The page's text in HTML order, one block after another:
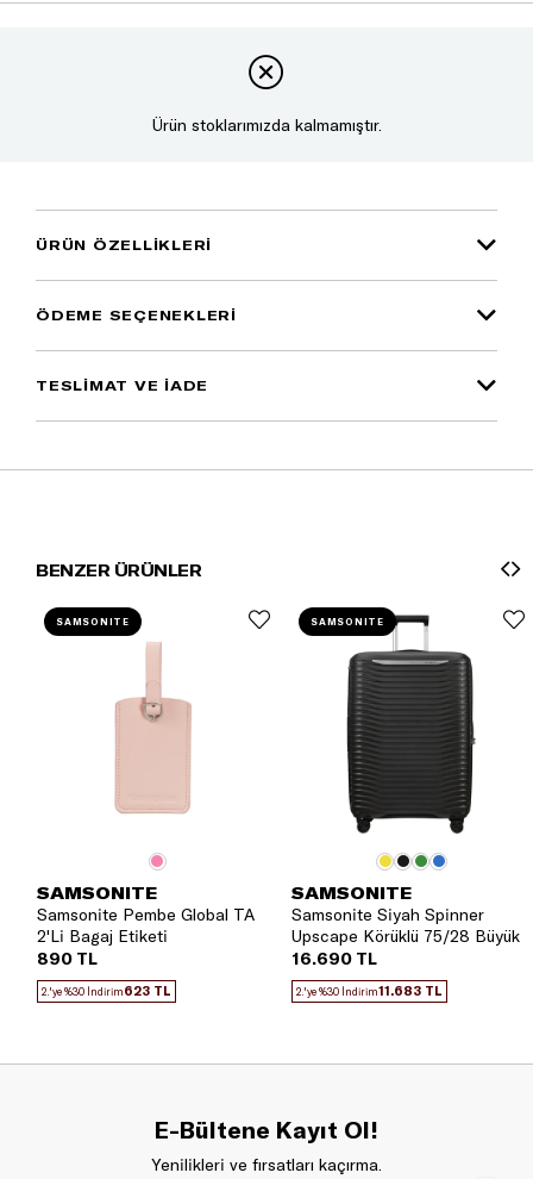
Ürün stoklarımızda kalmamıştır.
ÜRÜN ÖZELLIKLERI
ÖDEME SEÇENEKLERI
TESLİMAT VE İADE
BENZER ÜRÜNLER
SAMSONITE
Samsonite Pembe Global TA
2'Li Bagaj Etiketi
890 TL
2.'ye %30 İndirim623 TL
SAMSONITE
SAMSONITE
Samsonite Siyah Spinner
Upscape Körüklü 75/28 Büyük
Boy Valiz
16.690 TL
2.'ye %30 İndirim11.683 TL
SAMSONITE
E-Bültene Kayıt Ol!
Yenilikleri ve fırsatları kaçırma.